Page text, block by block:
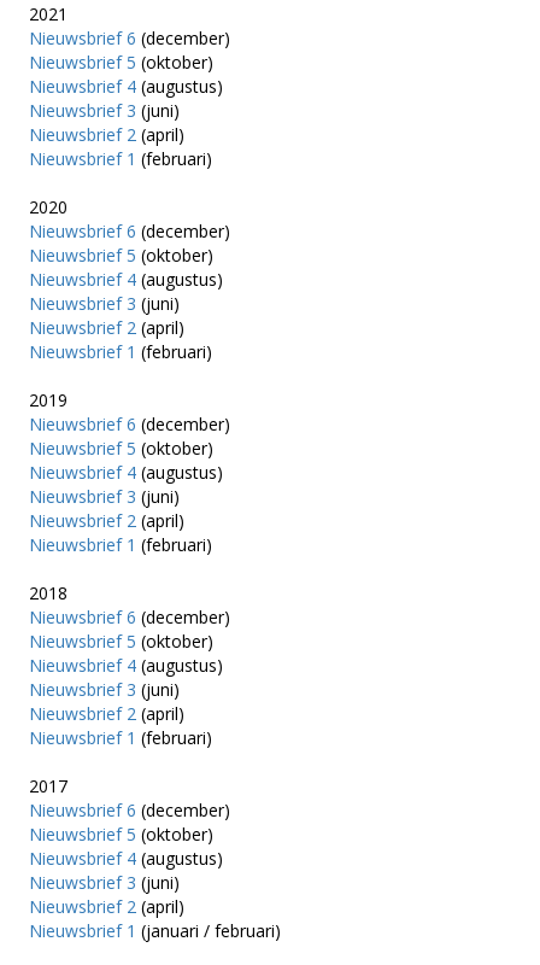
2021
Nieuwsbrief 6 (december)
Nieuwsbrief 5 (oktober)
Nieuwsbrief 4 (augustus)
Nieuwsbrief 3 (juni)
Nieuwsbrief 2 (april)
Nieuwsbrief 1 (februari)
2020
Nieuwsbrief 6 (december)
Nieuwsbrief 5 (oktober)
Nieuwsbrief 4 (augustus)
Nieuwsbrief 3 (juni)
Nieuwsbrief 2 (april)
Nieuwsbrief 1 (februari)
2019
Nieuwsbrief 6 (december)
Nieuwsbrief 5 (oktober)
Nieuwsbrief 4 (augustus)
Nieuwsbrief 3 (juni)
Nieuwsbrief 2 (april)
Nieuwsbrief 1 (februari)
2018
Nieuwsbrief 6 (december)
Nieuwsbrief 5 (oktober)
Nieuwsbrief 4 (augustus)
Nieuwsbrief 3 (juni)
Nieuwsbrief 2 (april)
Nieuwsbrief 1 (februari)
2017
Nieuwsbrief 6 (december)
Nieuwsbrief 5 (oktober)
Nieuwsbrief 4 (augustus)
Nieuwsbrief 3 (juni)
Nieuwsbrief 2 (april)
Nieuwsbrief 1 (januari / februari)